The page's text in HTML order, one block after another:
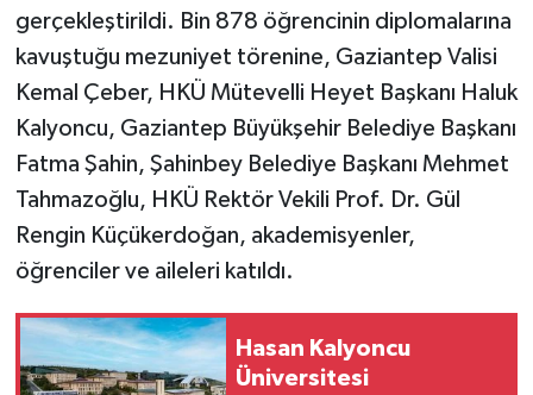
gerçekleştirildi. Bin 878 öğrencinin diplomalarına
kavuştuğu mezuniyet törenine, Gaziantep Valisi
Kemal Çeber, HKÜ Mütevelli Heyet Başkanı Haluk
Kalyoncu, Gaziantep Büyükşehir Belediye Başkanı
Fatma Şahin, Şahinbey Belediye Başkanı Mehmet
Tahmazoğlu, HKÜ Rektör Vekili Prof. Dr. Gül
Rengin Küçükerdoğan, akademisyenler,
öğrenciler ve aileleri katıldı.
Hasan Kalyoncu
Üniversitesi